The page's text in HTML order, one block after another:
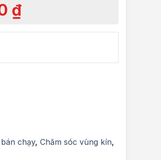
₫
chạy, Chăm sóc vùng kín,